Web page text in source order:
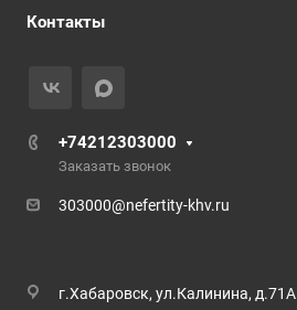
Контакты
+74212303000
Заказать звонок
303000@nefertity-khv.ru
г.Хабаровск, ул.Калинина, д.71А